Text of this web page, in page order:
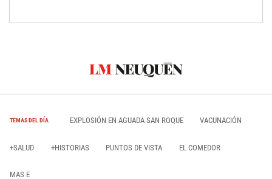
TEMAS DEL DÍA EXPLOSIÓN EN AGUADA SAN ROQUE VACUNACIÓN
+SALUD +HISTORIAS PUNTOS DE VISTA EL COMEDOR
MAS E